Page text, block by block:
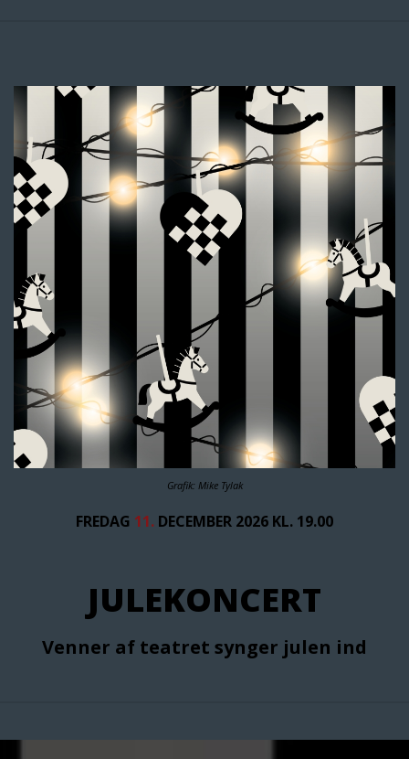
Grafik: Mike Tylak
FREDAG 11. DECEMBER 2026 KL. 19.00
JULEKONCERT
Venner af teatret synger julen ind